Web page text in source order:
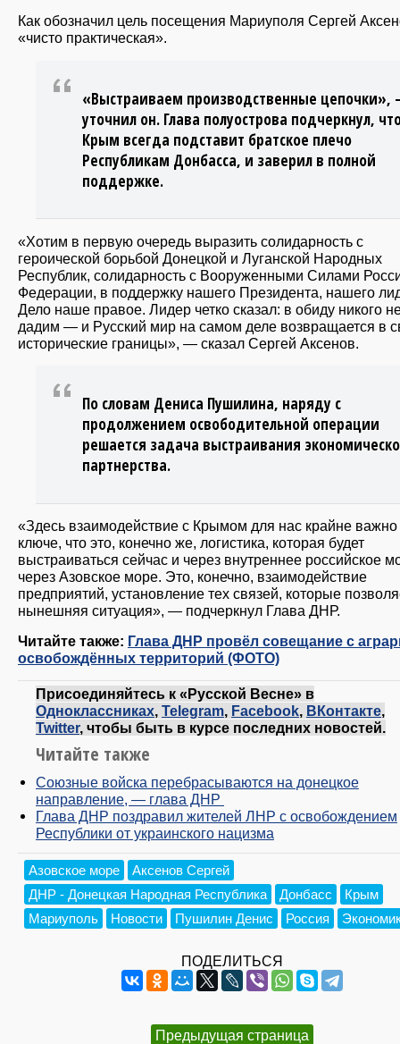
Как обозначил цель посещения Мариуполя Сергей
«чисто практическая».
«Выстраиваем производственные цепочки»,
уточнил он. Глава полуострова подчеркнул,
Крым всегда подставит братское плечо
Республикам Донбасса, и заверил в полной
поддержке.
«Хотим в первую очередь выразить солидарность с
героической борьбой Донецкой и Луганской Народных
Республик, солидарность с Вооруженными Силами
Федерации, в поддержку нашего Президента, нашего
Дело наше правое. Лидер четко сказал: в обиду никого
дадим — и Русский мир на самом деле возвращается в
исторические границы», — сказал Сергей Аксенов.
По словам Дениса Пушилина, наряду с
продолжением освободительной операции
решается задача выстраивания
партнерства.
«Здесь взаимодействие с Крымом для нас крайне
ключе, что это, конечно же, логистика, которая будет
выстраиваться сейчас и через внутреннее российское
через Азовское море. Это, конечно, взаимодействие
предприятий, установление тех связей, которые
нынешняя ситуация», — подчеркнул Глава ДНР.
Читайте также: Глава ДНР провёл совещание с
освобождённых территорий (ФОТО)
Присоединяйтесь к «Русской Весне» в
Одноклассниках, Telegram, Facebook, ВКонтакте,
Twitter, чтобы быть в курсе последних новостей.
Читайте также
Союзные войска перебрасываются на донецкое
направление, — глава ДНР
Глава ДНР поздравил жителей ЛНР с освобождением
Республики от украинского нацизма
Азовское море
Аксенов Сергей
ДНР - Донецкая Народная Республика
Донбасс
Крым
Мариуполь
Новости Пушилин Денис Россия
ПОДЕЛИТЬСЯ
Предыдущая страница